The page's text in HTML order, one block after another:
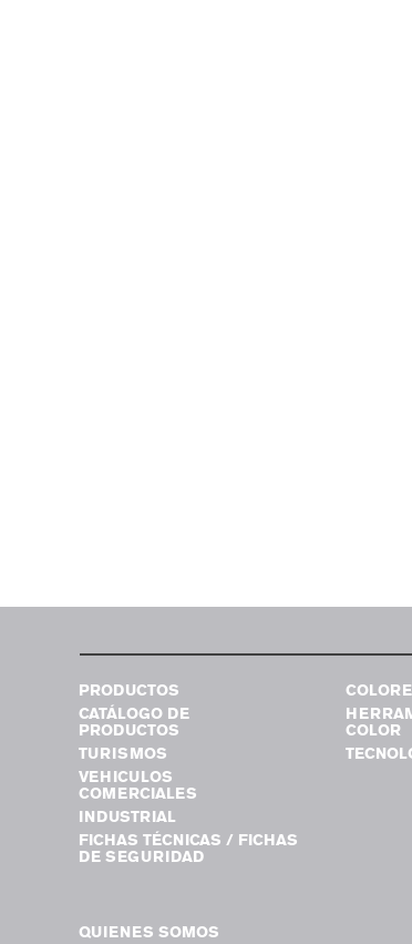
PRODUCTOS
CATÁLOGO DE
PRODUCTOS
TURISMOS
VEHICULOS
COMERCIALES
INDUSTRIAL
FICHAS TÉCNICAS / FICHAS
DE SEGURIDAD
COLOR
QUIENES SOMOS